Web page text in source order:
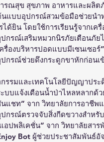
รณสุข สุขภาพ อาหารและผลิ
นแบบอุปกรณ์สวมข้อมือช่วยนำ
ได้ยิน โดยใช้การเรียนรู้จากเค
ปกรณ์เสริมหมวกนิรภัยเตือนภั
ครื่องบริหารปอดแบบมีเซนเซอ
กรณ์ช่วยดึงกระดูกขาหักก่อนเ
รรมและเทคโนโลยีปัญญาปร
ะบบแจ้งเตือนน้ำป่าไหลหลาก
แชท” จาก วิทยาลัยการอาชีพแ
ปกรณ์ตรวจจับสิ่งกีดขวางสำห
อปพลิเคชั่น” จาก วิทยาลัยสาร
Bot ผู้ช่วยประชาสัมพันธ์